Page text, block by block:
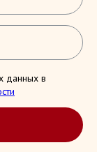
данных в